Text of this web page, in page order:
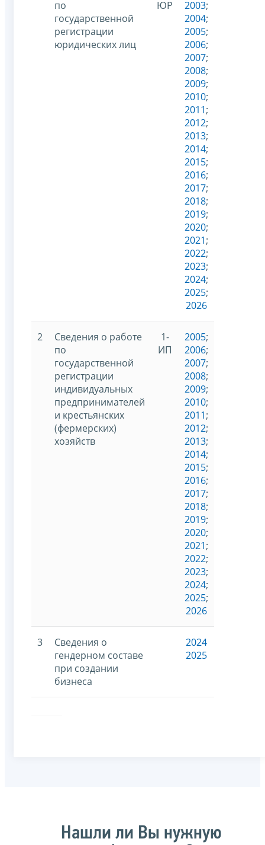
по
государственной
регистрации
юридических лиц
ЮР
2003;
2004;
2005;
2006;
2007;
2008;
2009;
2010;
2011;
2012;
2013;
2014;
2015;
2016;
2017;
2018;
2019;
2020;
2021;
2022;
2023;
2024;
2025;
2026
2
Сведения о работе
по
государственной
регистрации
индивидуальных
предпринимателей
и крестьянских
(фермерских)
хозяйств
1-
ИП
2005;
2006;
2007;
2008;
2009;
2010;
2011;
2012;
2013;
2014;
2015;
2016;
2017;
2018;
2019;
2020;
2021;
2022;
2023;
2024;
2025;
2026
3
Сведения о
гендерном составе
при создании
бизнеса
2024
2025
Нашли ли Вы нужную